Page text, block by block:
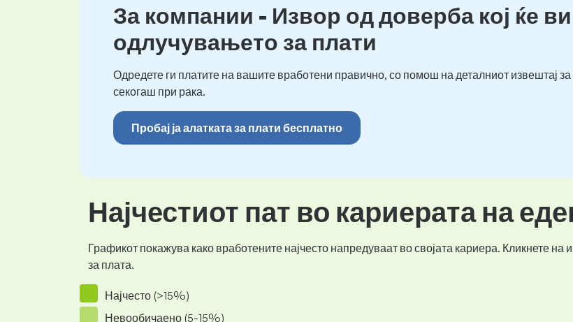
За компании - Извор од доверба кој ќе
одлучувањето за плати
Одредете ги платите на вашите вработени правично, со помош на деталниот извештај
секогаш при рака.
Пробај ја алатката за плати бесплатно
Најчестиот пат во кариерата на
Графикот покажува како вработените најчесто напредуваат во својата кариера. Кликнете на
за плата.
Најчесто (>15%)
Невообичаено (5-15%)